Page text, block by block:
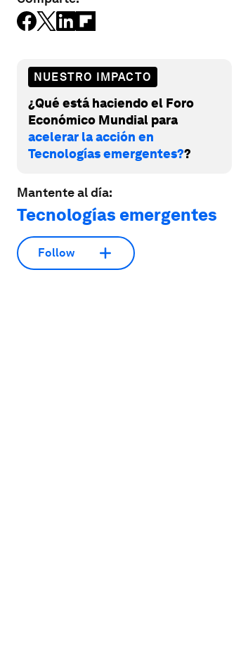
NUESTRO IMPACTO
¿Qué está haciendo el Foro
Económico Mundial para
acelerar la acción en
Tecnologías emergentes??
Mantente al día:
Tecnologías emergentes
Follow